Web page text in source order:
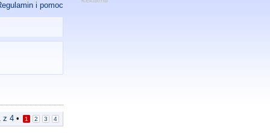
i pomoc
z 4• 1 2 3 4